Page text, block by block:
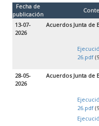
Fecha de
publicación
13-07-
2026
Acuerdos Junta de
26.pdf
28-05-
2026
Acuerdos Junta de
26.pdf